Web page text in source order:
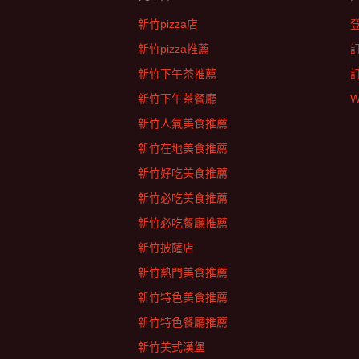
新竹pizza店
新竹pizza推薦
新竹下午茶推薦
新竹下午茶餐廳
新竹人氣美食推薦
新竹在地美食推薦
新竹好吃美食推薦
新竹必吃美食推薦
新竹必吃餐廳推薦
新竹披薩店
新竹熱門美食推薦
新竹特色美食推薦
新竹特色餐廳推薦
新竹美式漢堡